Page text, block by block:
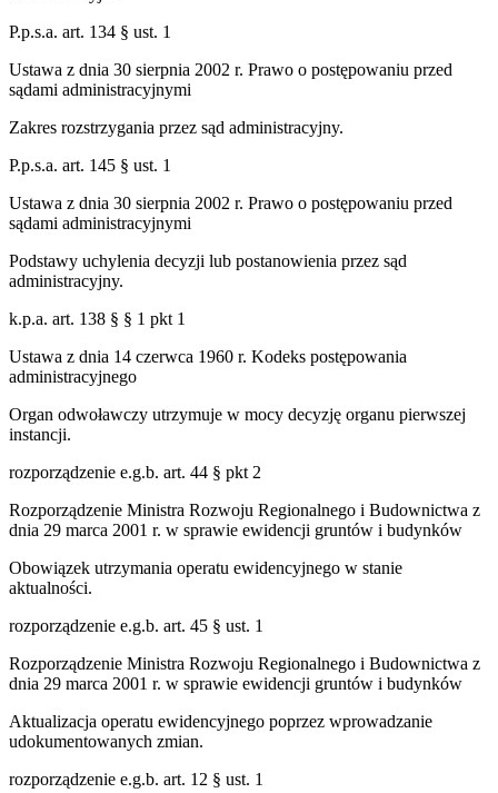
P.p.s.a. art. 134 § ust. 1
Ustawa z dnia 30 sierpnia 2002 r. Prawo o postępowaniu przed
sądami administracyjnymi
Zakres rozstrzygania przez sąd administracyjny.
P.p.s.a. art. 145 § ust. 1
Ustawa z dnia 30 sierpnia 2002 r. Prawo o postępowaniu przed
sądami administracyjnymi
Podstawy uchylenia decyzji lub postanowienia przez sąd
administracyjny.
k.p.a. art. 138 § § 1 pkt 1
Ustawa z dnia 14 czerwca 1960 r. Kodeks postępowania
administracyjnego
Organ odwoławczy utrzymuje w mocy decyzję organu pierwszej
instancji.
rozporządzenie e.g.b. art. 44 § pkt 2
Rozporządzenie Ministra Rozwoju Regionalnego i Budownictwa z
dnia 29 marca 2001 r. w sprawie ewidencji gruntów i budynków
Obowiązek utrzymania operatu ewidencyjnego w stanie
aktualności.
rozporządzenie e.g.b. art. 45 § ust. 1
Rozporządzenie Ministra Rozwoju Regionalnego i Budownictwa z
dnia 29 marca 2001 r. w sprawie ewidencji gruntów i budynków
Aktualizacja operatu ewidencyjnego poprzez wprowadzanie
udokumentowanych zmian.
rozporządzenie e.g.b. art. 12 § ust. 1